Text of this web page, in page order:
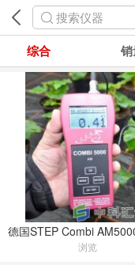
搜索仪器
综合
浏览